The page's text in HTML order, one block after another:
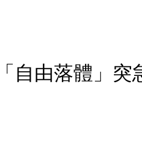
由落體」突